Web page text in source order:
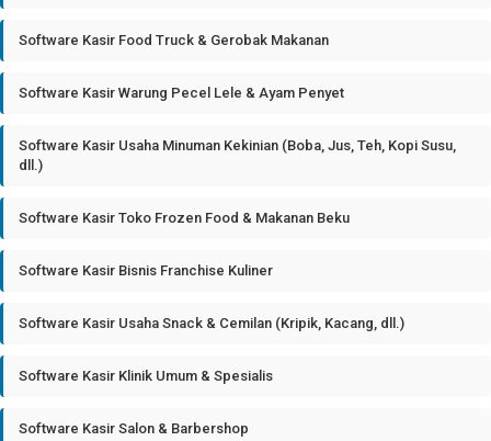
Software Kasir Food Truck & Gerobak Makanan
Software Kasir Warung Pecel Lele & Ayam Penyet
Software Kasir Usaha Minuman Kekinian (Boba, Jus, Teh, Kopi Susu,
dll.)
Software Kasir Toko Frozen Food & Makanan Beku
Software Kasir Bisnis Franchise Kuliner
Software Kasir Usaha Snack & Cemilan (Kripik, Kacang, dll.)
Software Kasir Klinik Umum & Spesialis
Software Kasir Salon & Barbershop